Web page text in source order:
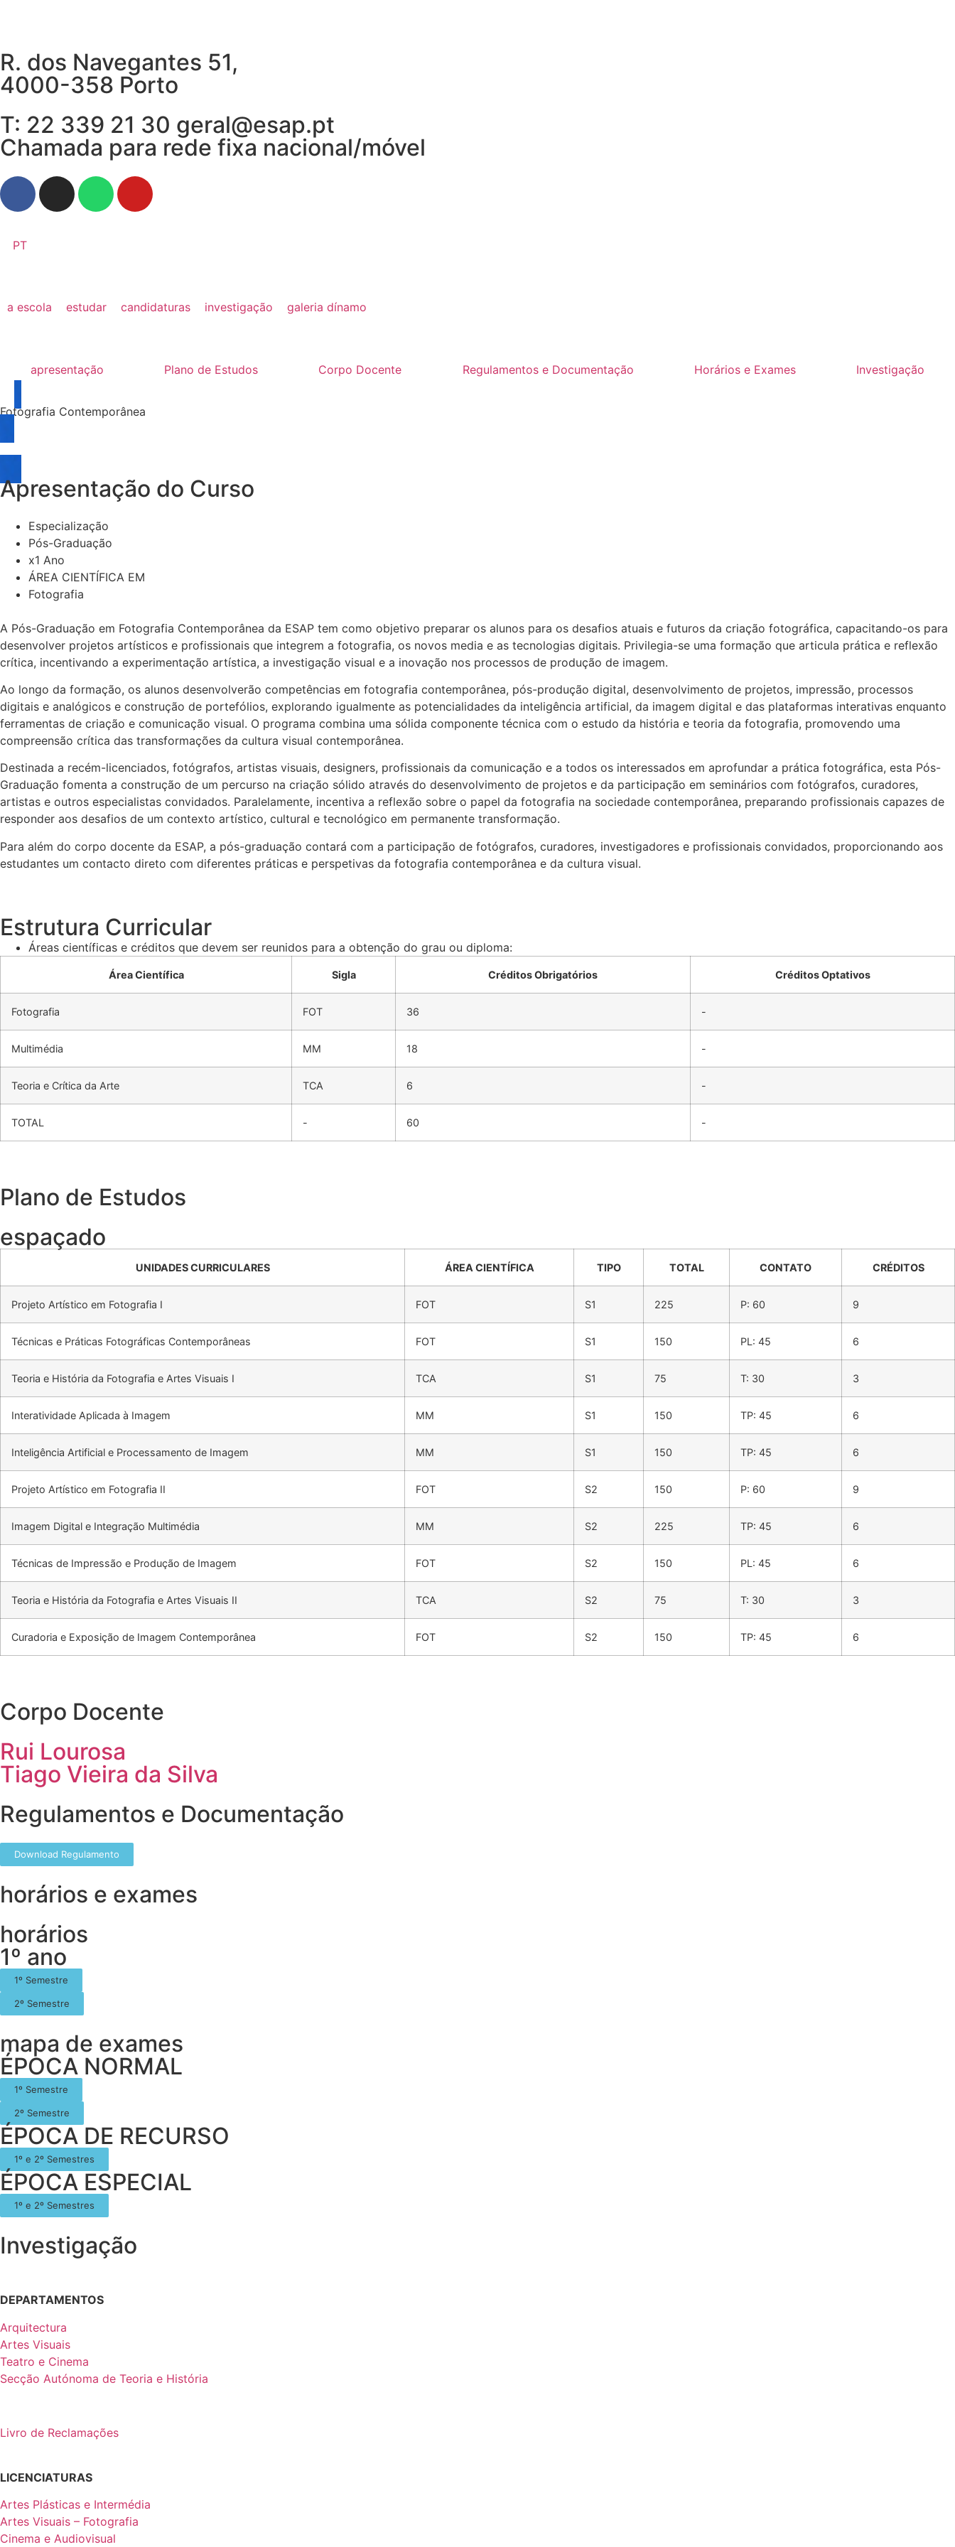
R. dos Navegantes 51,
4000-358 Porto
T: 22 339 21 30 geral@esap.pt
Chamada para rede fixa nacional/móvel
PT
a escola estudar candidaturas investigação galeria dínamo
apresentação Plano de Estudos Corpo Docente Regulamentos e Documentação Horários e Exames Investigação
Fotografia Contemporânea
Apresentação do Curso
Especialização
Pós-Graduação
x1 Ano
ÁREA CIENTÍFICA EM
Fotografia
A Pós-Graduação em Fotografia Contemporânea da ESAP tem como objetivo preparar os alunos para os desafios atuais e futuros da criação fotográfica, capacitando-os para
desenvolver projetos artísticos e profissionais que integrem a fotografia, os novos media e as tecnologias digitais. Privilegia-se uma formação que articula prática e reflexão
crítica, incentivando a experimentação artística, a investigação visual e a inovação nos processos de produção de imagem.
Ao longo da formação, os alunos desenvolverão competências em fotografia contemporânea, pós-produção digital, desenvolvimento de projetos, impressão, processos
digitais e analógicos e construção de portefólios, explorando igualmente as potencialidades da inteligência artificial, da imagem digital e das plataformas interativas enquanto
ferramentas de criação e comunicação visual. O programa combina uma sólida componente técnica com o estudo da história e teoria da fotografia, promovendo uma
compreensão crítica das transformações da cultura visual contemporânea.
Destinada a recém-licenciados, fotógrafos, artistas visuais, designers, profissionais da comunicação e a todos os interessados em aprofundar a prática fotográfica, esta Pós-
Graduação fomenta a construção de um percurso na criação sólido através do desenvolvimento de projetos e da participação em seminários com fotógrafos, curadores,
artistas e outros especialistas convidados. Paralelamente, incentiva a reflexão sobre o papel da fotografia na sociedade contemporânea, preparando profissionais capazes de
responder aos desafios de um contexto artístico, cultural e tecnológico em permanente transformação.
Para além do corpo docente da ESAP, a pós-graduação contará com a participação de fotógrafos, curadores, investigadores e profissionais convidados, proporcionando aos
estudantes um contacto direto com diferentes práticas e perspetivas da fotografia contemporânea e da cultura visual.
Estrutura Curricular
Áreas científicas e créditos que devem ser reunidos para a obtenção do grau ou diploma:
Área Científica Sigla Créditos Obrigatórios Créditos Optativos
Fotografia FOT 36 -
Multimédia MM 18 -
Teoria e Crítica da Arte TCA 6 -
TOTAL - 60 -
Plano de Estudos
espaçado
UNIDADES CURRICULARES ÁREA CIENTÍFICA TIPO TOTAL CONTATO CRÉDITOS
Projeto Artístico em Fotografia I FOT S1 225 P: 60 9
Técnicas e Práticas Fotográficas Contemporâneas FOT S1 150 PL: 45 6
Teoria e História da Fotografia e Artes Visuais I TCA S1 75 T: 30 3
Interatividade Aplicada à Imagem MM S1 150 TP: 45 6
Inteligência Artificial e Processamento de Imagem MM S1 150 TP: 45 6
Projeto Artístico em Fotografia II FOT S2 150 P: 60 9
Imagem Digital e Integração Multimédia MM S2 225 TP: 45 6
Técnicas de Impressão e Produção de Imagem FOT S2 150 PL: 45 6
Teoria e História da Fotografia e Artes Visuais II TCA S2 75 T: 30 3
Curadoria e Exposição de Imagem Contemporânea FOT S2 150 TP: 45 6
Corpo Docente
Rui Lourosa
Tiago Vieira da Silva
Regulamentos e Documentação
Download Regulamento
horários e exames
horários
1º ano
1º Semestre
2º Semestre
mapa de exames
ÉPOCA NORMAL
1º Semestre
2º Semestre
ÉPOCA DE RECURSO
1º e 2º Semestres
ÉPOCA ESPECIAL
1º e 2º Semestres
Investigação
DEPARTAMENTOS
Arquitectura
Artes Visuais
Teatro e Cinema
Secção Autónoma de Teoria e História
Livro de Reclamações
LICENCIATURAS
Artes Plásticas e Intermédia
Artes Visuais – Fotografia
Cinema e Audiovisual